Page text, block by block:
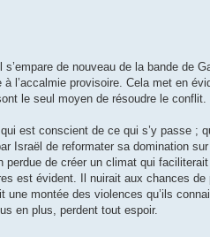
de nouveau de la bande de
l’accalmie provisoire. Cela met en
le seul moyen de résoudre le conflit.
est conscient de ce qui s’y passe ;
Israël de reformater sa domination
de créer un climat qui
est évident. Il nuirait aux chances de
montée des violences qu’ils
en plus, perdent tout espoir.